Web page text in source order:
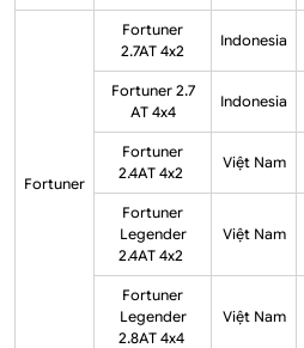
Fortuner
Fortuner
2.7AT 4x2
Indonesia
Fortuner 2.7
AT 4x4
Indonesia
Fortuner
2.4AT 4x2
Việt Nam
Fortuner
Legender
2.4AT 4x2
Việt Nam
Fortuner
Legender
2.8AT 4x4
Việt Nam